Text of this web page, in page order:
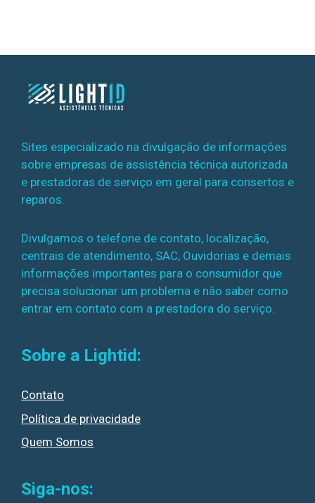
Sites especializado na divulgação de informações
sobre empresas de assistência técnica autorizada
e prestadoras de serviço em geral para consertos e
reparos.
Divulgamos o telefone de contato, localização,
centrais de atendimento, SAC, Ouvidorias e demais
informações importantes para o consumidor que
precisa solucionar um problema e não saber como
entrar em contato com a prestadora do serviço.
Sobre a Lightid:
Contato
Política de privacidade
Quem Somos
Siga-nos: